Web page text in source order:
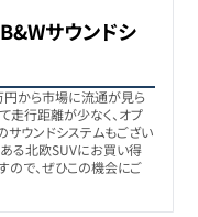
サウンドシ
から市場に流通が見ら
走行距離が少なく、オプ
ウンドシステムもござい
る北欧SUVにお買い得
ので、ぜひこの機会にご